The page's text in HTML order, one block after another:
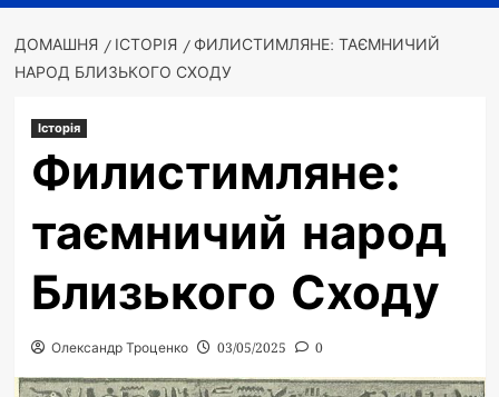
ДОМАШНЯ ІСТОРІЯ
ФИЛИСТИМЛЯНЕ: ТАЄМНИЧИЙ
НАРОД БЛИЗЬКОГО СХОДУ
Історія
Филистимляне:
таємничий народ
Близького Сходу
Олександр Троценко 03/05/2025 0